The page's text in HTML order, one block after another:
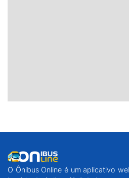
O Ônibus Online é um aplicativo